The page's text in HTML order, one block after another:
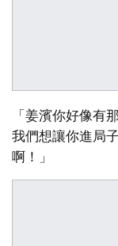
「姜濱你好像有
我們想讓你進局
啊！」